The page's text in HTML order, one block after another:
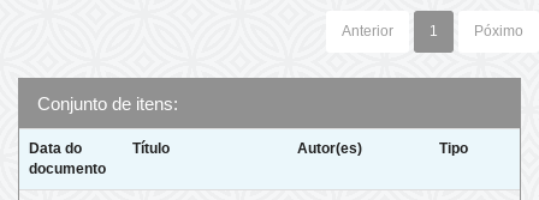
Anterior 1 Póximo
Conjunto de itens:
Data do
documento
Título Autor(es) Tipo